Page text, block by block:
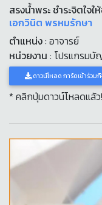
สรงน้ำพระ ชำระจิตใจ
เอกวินิต พรหมรักษา
ตำแหน่ง: อาจารย์
หน่วยงาน : โปรแกรม
ดาวน์โหลด การ์ดเข้าร่วม
* คลิกปุ่มดาวน์โหลดแล้